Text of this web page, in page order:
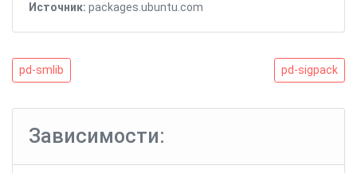
Источник: packages.ubuntu.com
Навигация
записям
pd-
smlib
pd-smlib
pd-
sigpack
pd-sigpack
Зависимости: